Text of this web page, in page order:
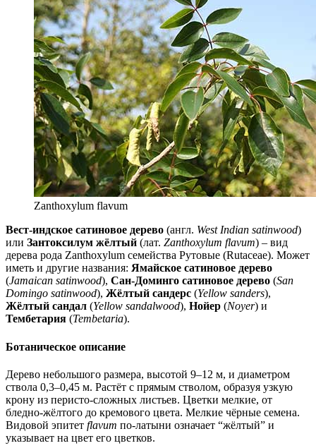
Zanthoxylum flavum
Вест-индское сатиновое дерево (англ. West Indian satinwood)
или Зантоксилум жёлтый (лат. Zanthoxylum flavum) – вид
дерева рода Zanthoxylum семейства Рутовые (Rutaceae). Может
иметь и другие названия: Ямайское сатиновое дерево
(Jamaican satinwood), Сан-Доминго сатиновое дерево (San
Domingo satinwood), Жёлтый сандерс (Yellow sanders),
Жёлтый сандал (Yellow sandalwood), Нойер (Noyer) и
Тембетария (Tembetaria).
Ботаническое описание
Дерево небольшого размера, высотой 9–12 м, и диаметром
ствола 0,3–0,45 м. Растёт с прямым стволом, образуя узкую
крону из перисто-сложных листьев. Цветки мелкие, от
бледно-жёлтого до кремового цвета. Мелкие чёрные семена.
Видовой эпитет flavum по-латыни означает “жёлтый” и
указывает на цвет его цветков.